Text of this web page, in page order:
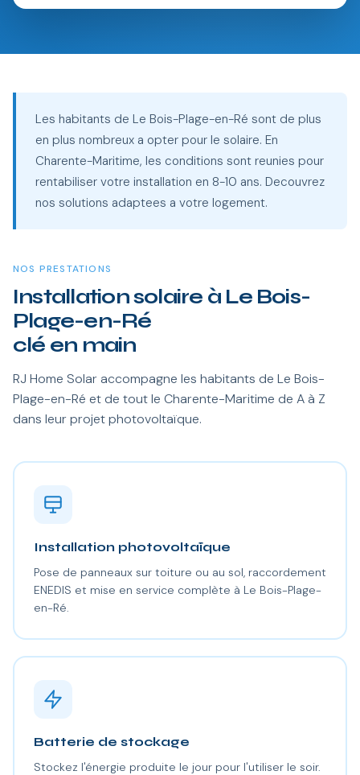
Les habitants de Le Bois-Plage-en-Ré sont de plus
en plus nombreux a opter pour le solaire. En
Charente-Maritime, les conditions sont reunies pour
rentabiliser votre installation en 8-10 ans. Decouvrez
nos solutions adaptees a votre logement.
NOS PRESTATIONS
Installation solaire à Le Bois-
Plage-en-Ré
clé en main
RJ Home Solar accompagne les habitants de Le Bois-
Plage-en-Ré et de tout le Charente-Maritime de A à Z
dans leur projet photovoltaïque.
Installation photovoltaïque
Pose de panneaux sur toiture ou au sol, raccordement
ENEDIS et mise en service complète à Le Bois-Plage-
en-Ré.
Batterie de stockage
Stockez l'énergie produite le jour pour l'utiliser le soir.